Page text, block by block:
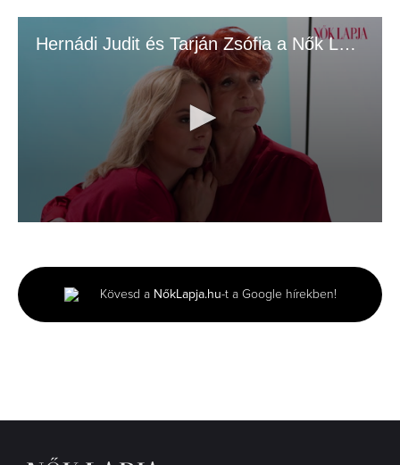
Hernádi Judit és Tarján Zsófia a Nők Lapja címlapján.mp4
minutes,
2
seconds
Kövesd a NőkLapja.hu-t a Google hírekben!